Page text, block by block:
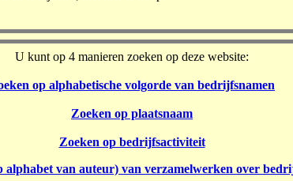
U kunt op 4 manieren zoeken op deze website:
op alphabetische volgorde van bedrijfsnamen
Zoeken op plaatsnaam
Zoeken op bedrijfsactiviteit
alphabet van auteur) van verzamelwerken over